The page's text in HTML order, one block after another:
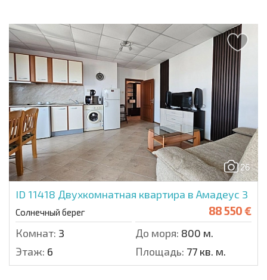
26
ID 11418 Двухкомнатная квартира в Амадеус 3
Солнечный берег 88 550 €
Комнат: 3 До моря: 800 м.
Этаж: 6 Площадь: 77 кв. м.